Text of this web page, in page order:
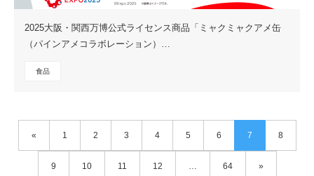
2025大阪・関西万博公式ライセンス商品「ミャクミャクアメ缶
（パインアメコラボレーション）…
食品
« 1 2 3 4 5 6 7 8
9 10 11 12 64 »